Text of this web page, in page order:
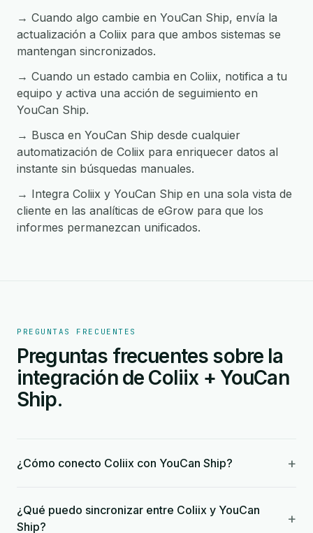
→ Cuando algo cambie en YouCan Ship, envía la
actualización a Coliix para que ambos sistemas se
mantengan sincronizados.
→ Cuando un estado cambia en Coliix, notifica a tu
equipo y activa una acción de seguimiento en
YouCan Ship.
→ Busca en YouCan Ship desde cualquier
automatización de Coliix para enriquecer datos al
instante sin búsquedas manuales.
→ Integra Coliix y YouCan Ship en una sola vista de
cliente en las analíticas de eGrow para que los
informes permanezcan unificados.
PREGUNTAS FRECUENTES
Preguntas frecuentes sobre la
integración de Coliix + YouCan
Ship.
¿Cómo conecto Coliix con YouCan Ship? +
¿Qué puedo sincronizar entre Coliix y YouCan
Ship?
+